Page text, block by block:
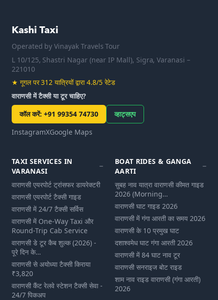
Kashi Taxi
Operated byVinayak Travels Tour
L 10/125, Shastri Nagar (near IP Mall), Sigra, Varanasi –
221010
★ गूगल पर 312 यात्रियों द्वारा 4.8/5 रेटेड
वाराणसी में टैक्सी या टूर चाहिए?
कॉल करें: +91 99354 74730
व्हाट्सएप
InstagramXGoogle Maps
TAXI SERVICES IN
VARANASI
वाराणसी एयरपोर्ट ट्रांसफर डायरेक्टरी
वाराणसी एयरपोर्ट टैक्सी गाइड
वाराणसी में 24/7 टैक्सी सर्विस
वाराणसी में One-Way Taxi और
Round-Trip Cab Service
वाराणसी डे टूर कैब शुल्‍क (2026) -
पूरे दिन के…
वाराणसी से अयोध्या टैक्सी किराया
₹3,820
वाराणसी कैंट रेलवे स्टेशन टैक्सी सेवा -
24/7 पिकअप
BOAT RIDES & GANGA
AARTI
सुबह नाव यात्रा वाराणसी कीमत गाइड
2026 (Morning…
वाराणसी घाट गाइड 2026
वाराणसी में गंगा आरती का समय 2026
वाराणसी के 10 प्रमुख घाट
दशाश्वमेध घाट गंगा आरती 2026
वाराणसी में 84 घाट नाव टूर
वाराणसी सनराइज बोट राइड
शाम नाव राइड वाराणसी (गंगा आरती)
2026